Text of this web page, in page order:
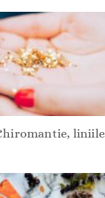
liniile